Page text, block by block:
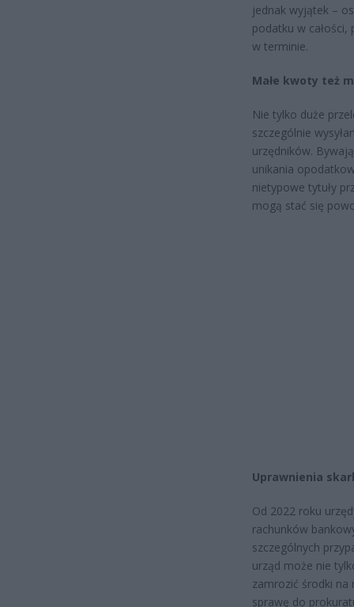
jednak wyjątek –
podatku w
w terminie.
Małe kwoty też
Nie tylko duże
szczególnie
urzędników.
unikania
nietypowe tytuły
mogą stać się
Uprawnienia
Od 2022 roku
rachunków
szczególnych
urząd może nie
zamrozić środki na
sprawę do